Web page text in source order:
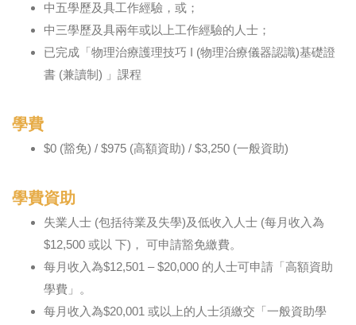
中五學歷及具工作經驗，或；
中三學歷及具兩年或以上工作經驗的人士；
已完成「物理治療護理技巧 I (物理治療儀器認識)基礎證
書 (兼讀制) 」課程
學費
$0 (豁免) / $975 (高額資助) / $3,250 (一般資助)
學費資助
失業人士 (包括待業及失學)及低收入人士 (每月收入為
$12,500 或以 下)， 可申請豁免繳費。
每月收入為$12,501 – $20,000 的人士可申請「高額資助
學費」。
每月收入為$20,001 或以上的人士須繳交「一般資助學